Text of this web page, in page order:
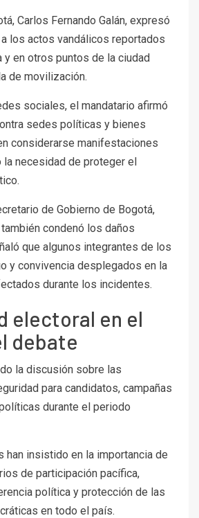
, Carlos Fernando Galán, expresó
los actos vandálicos reportados
en otros puntos de la ciudad
de movilización.
sociales, el mandatario afirmó
sedes políticas y bienes
considerarse manifestaciones
necesidad de proteger el
de Gobierno de Bogotá,
también condenó los daños
que algunos integrantes de los
y convivencia desplegados en la
durante los incidentes.
electoral en el
debate
la discusión sobre las
para candidatos, campañas
durante el periodo
han insistido en la importancia de
de participación pacífica,
política y protección de las
en todo el país.